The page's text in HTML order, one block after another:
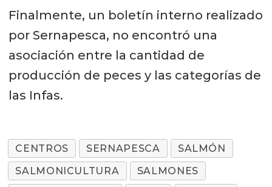
Finalmente, un boletín interno realizado
por Sernapesca, no encontró una
asociación entre la cantidad de
producción de peces y las categorías de
las Infas.
CENTROS SERNAPESCA
SALMÓN
SALMONICULTURA
SALMONES